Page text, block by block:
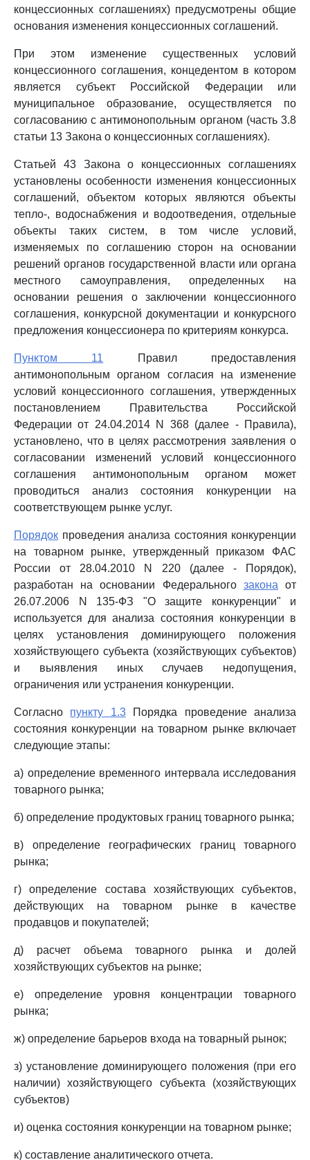
концессионных соглашениях) предусмотрены общие
основания изменения концессионных соглашений.
При этом изменение существенных условий
концессионного соглашения, концедентом в котором
является субъект Российской Федерации или
муниципальное образование, осуществляется по
согласованию с антимонопольным органом (часть 3.8
статьи 13 Закона о концессионных соглашениях).
Статьей 43 Закона о концессионных соглашениях
установлены особенности изменения концессионных
соглашений, объектом которых являются объекты
тепло-, водоснабжения и водоотведения, отдельные
объекты таких систем, в том числе условий,
изменяемых по соглашению сторон на основании
решений органов государственной власти или органа
местного самоуправления, определенных на
основании решения о заключении концессионного
соглашения, конкурсной документации и конкурсного
предложения концессионера по критериям конкурса.
Пунктом 11 Правил предоставления
антимонопольным органом согласия на изменение
условий концессионного соглашения, утвержденных
постановлением Правительства Российской
Федерации от 24.04.2014 N 368 (далее - Правила),
установлено, что в целях рассмотрения заявления о
согласовании изменений условий концессионного
соглашения антимонопольным органом может
проводиться анализ состояния конкуренции на
соответствующем рынке услуг.
Порядок проведения анализа состояния конкуренции
на товарном рынке, утвержденный приказом ФАС
России от 28.04.2010 N 220 (далее - Порядок),
разработан на основании Федерального закона от
26.07.2006 N 135-ФЗ "О защите конкуренции" и
используется для анализа состояния конкуренции в
целях установления доминирующего положения
хозяйствующего субъекта (хозяйствующих субъектов)
и выявления иных случаев недопущения,
ограничения или устранения конкуренции.
Согласно пункту 1.3Порядка проведение анализа
состояния конкуренции на товарном рынке включает
следующие этапы:
а) определение временного интервала исследования
товарного рынка;
б) определение продуктовых границ товарного рынка;
в) определение географических границ товарного
рынка;
г) определение состава хозяйствующих субъектов,
действующих на товарном рынке в качестве
продавцов и покупателей;
д) расчет объема товарного рынка и долей
хозяйствующих субъектов на рынке;
е) определение уровня концентрации товарного
рынка;
ж) определение барьеров входа на товарный рынок;
з) установление доминирующего положения (при его
наличии) хозяйствующего субъекта (хозяйствующих
субъектов)
и) оценка состояния конкуренции на товарном рынке;
к) составление аналитического отчета.